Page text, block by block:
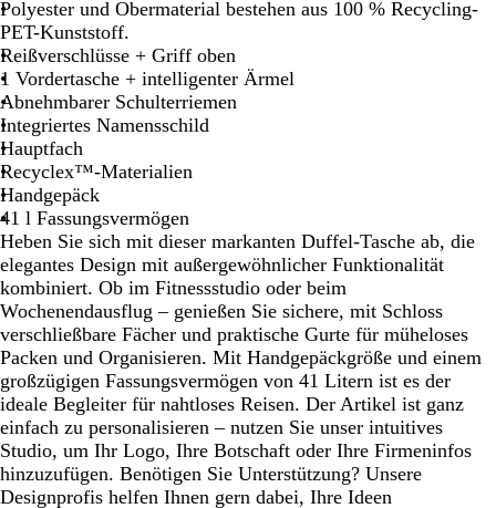
r
z
e
b
l
a
u
n
g
r
ü
n
Polyester und Obermaterial bestehen aus 100 % Recycling-
PET-Kunststoff.
Reißverschlüsse + Griff oben
1 Vordertasche + intelligenter Ärmel
Abnehmbarer Schulterriemen
Integriertes Namensschild
Hauptfach
Recyclex™-Materialien
Handgepäck
41 l Fassungsvermögen
Heben Sie sich mit dieser markanten Duffel-Tasche ab, die
elegantes Design mit außergewöhnlicher Funktionalität
kombiniert. Ob im Fitnessstudio oder beim
Wochenendausflug – genießen Sie sichere, mit Schloss
verschließbare Fächer und praktische Gurte für müheloses
Packen und Organisieren. Mit Handgepäckgröße und einem
großzügigen Fassungsvermögen von 41 Litern ist es der
ideale Begleiter für nahtloses Reisen. Der Artikel ist ganz
einfach zu personalisieren – nutzen Sie unser intuitives
Studio, um Ihr Logo, Ihre Botschaft oder Ihre Firmeninfos
hinzuzufügen. Benötigen Sie Unterstützung? Unsere
Designprofis helfen Ihnen gern dabei, Ihre Ideen